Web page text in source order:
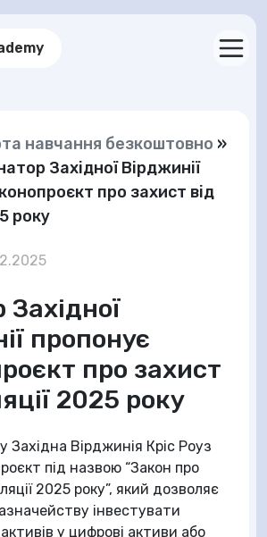
навчання безкоштовно »
Західної Вірджинії
про захист від
року
пропонує
про захист
2025 року
Вірджинія Кріс Роуз
під назвою “Закон про
2025 року”, який дозволяє
інвестувати
у цифрові активи або